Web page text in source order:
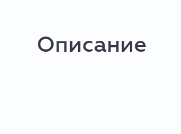
Описание